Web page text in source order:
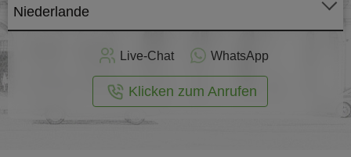
Niederlande
Live-Chat WhatsApp
Klicken zum Anrufen